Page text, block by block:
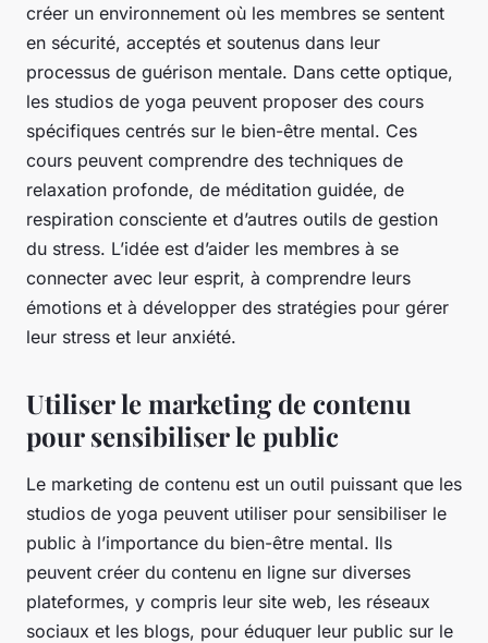
créer un environnement où les membres se sentent
en sécurité, acceptés et soutenus dans leur
processus de guérison mentale. Dans cette optique,
les studios de yoga peuvent proposer des cours
spécifiques centrés sur le bien-être mental. Ces
cours peuvent comprendre des techniques de
relaxation profonde, de méditation guidée, de
respiration consciente et d’autres outils de gestion
du stress. L’idée est d’aider les membres à se
connecter avec leur esprit, à comprendre leurs
émotions et à développer des stratégies pour gérer
leur stress et leur anxiété.
Utiliser le marketing de contenu
pour sensibiliser le public
Le marketing de contenu est un outil puissant que les
studios de yoga peuvent utiliser pour sensibiliser le
public à l’importance du bien-être mental. Ils
peuvent créer du contenu en ligne sur diverses
plateformes, y compris leur site web, les réseaux
sociaux et les blogs, pour éduquer leur public sur le